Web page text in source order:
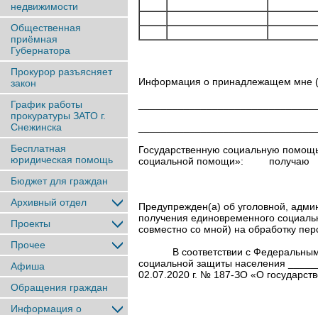
недвижимости
Общественная
приёмная
Губернатора
Прокурор разъясняет
закон
График работы
прокуратуры ЗАТО г.
Снежинска
Бесплатная
юридическая помощь
Бюджет для граждан
Архивный отдел
Проекты
Прочее
Афиша
Обращения граждан
Информация о
Информация о принадлежащем мне
Государственную социальную
социальной помощи»:
Предупрежден(а) об уголовной,
получения единовременного
совместно со мной) на обработку
В соответствии с Федеральным
социальной защиты населения
02.07.2020 г. № 187-ЗО «О